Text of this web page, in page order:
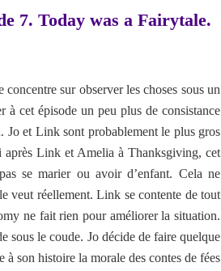
7. Today was a Fairytale.
sur observer les choses sous un
à cet épisode un peu plus de consistance
Jo et Link sont probablement le plus gros
après Link et Amelia à Thanksgiving, cet
se marier ou avoir d’enfant. Cela ne
veut réellement. Link se contente de tout
ne fait rien pour améliorer la situation.
sous le coude. Jo décide de faire quelque
son histoire la morale des contes de fées